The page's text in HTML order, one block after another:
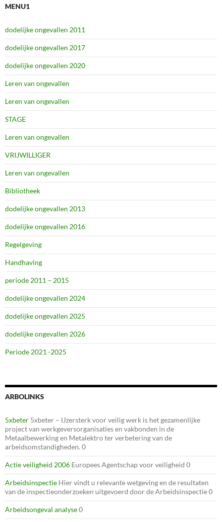
MENU1
dodelijke ongevallen 2011
dodelijke ongevallen 2017
dodelijke ongevallen 2020
Leren van ongevallen
Leren van ongevallen
STAGE
Leren van ongevallen
VRIJWILLIGER
Leren van ongevallen
Bibliotheek
dodelijke ongevallen 2013
dodelijke ongevallen 2016
Regelgeving
Handhaving
periode 2011 – 2015
dodelijke ongevallen 2024
dodelijke ongevallen 2025
dodelijke ongevallen 2026
Periode 2021 -2025
ARBOLINKS
5xbeter 5xbeter – IJzersterk voor veilig werk is het gezamenlijke
project van werkgeversorganisaties en vakbonden in de
Metaalbewerking en Metalektro ter verbetering van de
arbeidsomstandigheden. 0
Actie veiligheid 2006 Europees Agentschap voor veiligheid 0
Arbeidsinspectie Hier vindt u relevante wetgeving en de resultaten
van de inspectieonderzoeken uitgevoerd door de Arbeidsinspectie 0
Arbeidsongeval analyse0